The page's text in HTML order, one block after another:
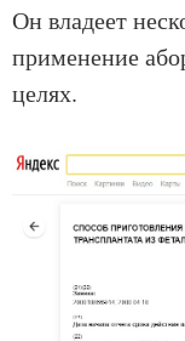
Он владеет
применение
целях.